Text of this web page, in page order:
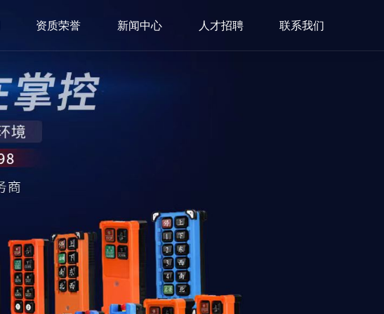
资质荣誉 新闻中心 人才招聘 联系我们